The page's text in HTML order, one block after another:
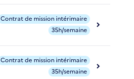
Contrat de mission intérimaire
35h/semaine
Contrat de mission intérimaire
35h/semaine